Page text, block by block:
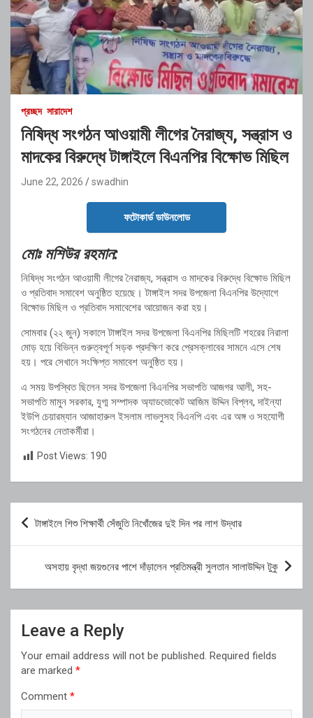
প্রচ্ছদ সারাদেশ
নিষিদ্ধ সংগঠন আওয়ামী লীগের নৈরাজ্য, সন্ত্রাস ও
মাদকের বিরুদ্ধে টাঙ্গাইলে বিএনপির বিক্ষোভ মিছিল
June 22, 2026 swadhin
ফটোকার্ড ডাউনলোড
মোঃ মশিউর রহমান:
নিষিদ্ধ সংগঠন আওয়ামী লীগের নৈরাজ্য, সন্ত্রাস ও মাদকের বিরুদ্ধে বিক্ষোভ মিছিল
ও প্রতিবাদ সমাবেশ অনুষ্ঠিত হয়েছে। টাঙ্গাইল সদর উপজেলা বিএনপির উদ্যোগে
বিক্ষোভ মিছিল ও প্রতিবাদ সমাবেশের আয়োজন করা হয়।
সোমবার (২২ জুন) সকালে টাঙ্গাইল সদর উপজেলা বিএনপির মিছিলটি শহরের নিরালা
মোড় হয়ে বিভিন্ন গুরুত্বপূর্ণ সড়ক প্রদক্ষিণ করে প্রেসক্লাবের সামনে এসে শেষ
হয়। পরে সেখানে সংক্ষিপ্ত সমাবেশ অনুষ্ঠিত হয়।
এ সময় উপস্থিত ছিলেন সদর উপজেলা বিএনপির সভাপতি আজগর আলী, সহ-
সভাপতি মামুন সরকার, যুগ্ম সম্পাদক অ্যাডভোকেট আজিম উদ্দিন বিপ্লব, দাইন্যা
ইউপি চেয়ারম্যান আজাহারুল ইসলাম লাভলুসহ বিএনপি এবং এর অঙ্গ ও সহযোগী
সংগঠনের নেতাকর্মীরা।
Post Views: 190
Post
টাঙ্গাইলে শিশু শিক্ষার্থী সেঁজুতি নিখোঁজের দুই দিন পর লাশ উদ্ধার
অসহায় বৃদ্ধা জয়গুনের পাশে দাঁড়ালেন প্রতিমন্ত্রী সুলতান সালাউদ্দিন টুকু
Leave a Reply
Your email address will not be published. Required fields
are marked *
Comment *